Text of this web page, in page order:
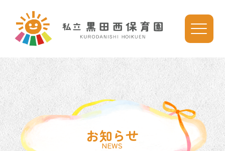
お知らせ
NEWS